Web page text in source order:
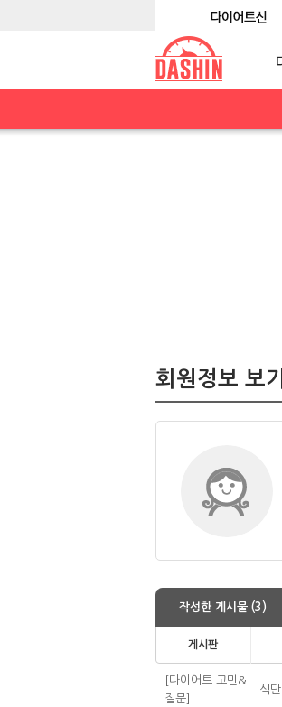
회원정보 보기
작성한 게시물 (3)
게시판
[다이어트 고민&
질문]
식단